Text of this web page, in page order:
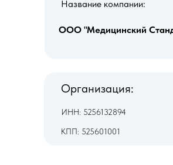
ООО "Медицинский
Название компании:
Организация:
ИНН: 5256132894
КПП: 525601001